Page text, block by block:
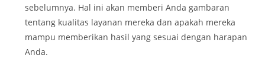
sebelumnya. Hal ini akan memberi Anda gambaran
tentang kualitas layanan mereka dan apakah mereka
mampu memberikan hasil yang sesuai dengan harapan
Anda.